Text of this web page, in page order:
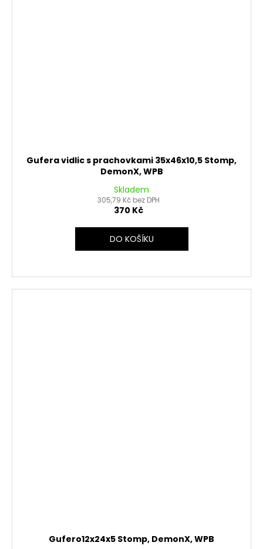
Gufera vidlic s prachovkami 35x46x10,5 Stomp,
DemonX, WPB
Skladem
305,79 Kč bez DPH
370 Kč
DO KOŠÍKU
Gufero12x24x5 Stomp, DemonX, WPB